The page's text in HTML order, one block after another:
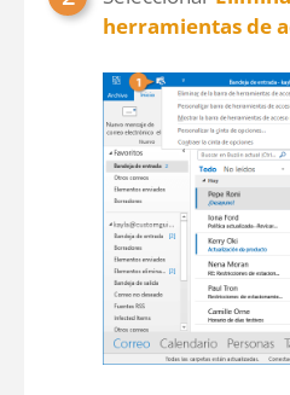
herramientas de